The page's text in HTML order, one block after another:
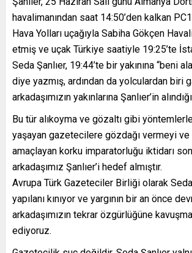
havalimanından saat 14:50’den kalkan
Hava Yolları uçağıyla Sabiha Gökçen
etmiş ve uçak Türkiye saatiyle 19:25’te
Seda Şanlıer, 19:44’te bir yakınına “beni
diye yazmış, ardından da yolculardan biri
arkadaşımızın yakınlarına Şanlıer’in
Bu tür alıkoyma ve gözaltı gibi
yaşayan gazetecilere gözdağı vermeyi ve
amaçlayan korku imparatorluğu iktidarı
arkadaşımız Şanlıer’i hedef almıştır.
Avrupa Türk Gazeteciler Birliği olarak Seda
yapılanı kınıyor ve yargının bir an önce
arkadaşımızın tekrar özgürlüğüne
ediyoruz.